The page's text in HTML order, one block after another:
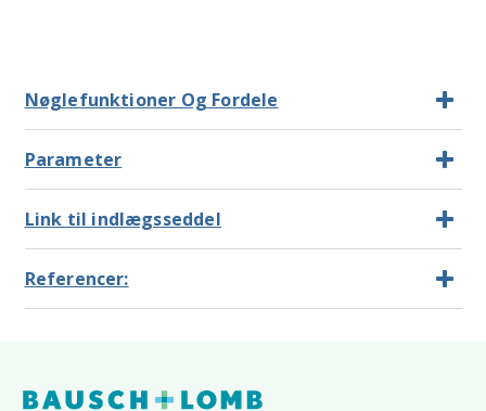
Nøglefunktioner Og Fordele
Parameter
Link til indlægsseddel
Referencer: